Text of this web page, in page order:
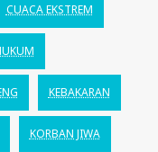
CUACA EKSTREM
KEBAKARAN
KORBAN JIWA